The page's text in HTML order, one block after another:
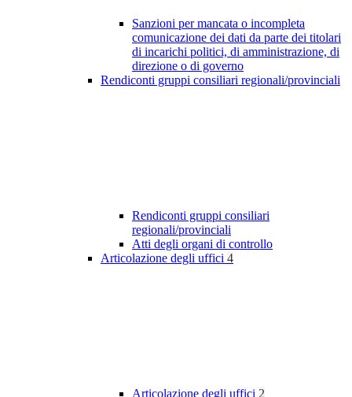
Sanzioni per mancata o incompleta
comunicazione dei dati da parte dei titolari
di incarichi politici, di amministrazione, di
direzione o di governo
Rendiconti gruppi consiliari regionali/provinciali
Rendiconti gruppi consiliari
regionali/provinciali
Atti degli organi di controllo
Articolazione degli uffici 4
Articolazione degli uffici 2